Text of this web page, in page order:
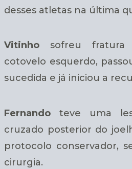
desses atletas na última
Vitinho sofreu
cotovelo esquerdo,
sucedida e já iniciou a
Fernando teve uma
cruzado posterior do
protocolo conservador,
cirurgia.